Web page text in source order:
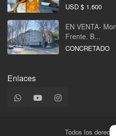
USD $ 1.600
EN VENTA-
Frente. B...
CONCRETADO
Enlaces
Todos los